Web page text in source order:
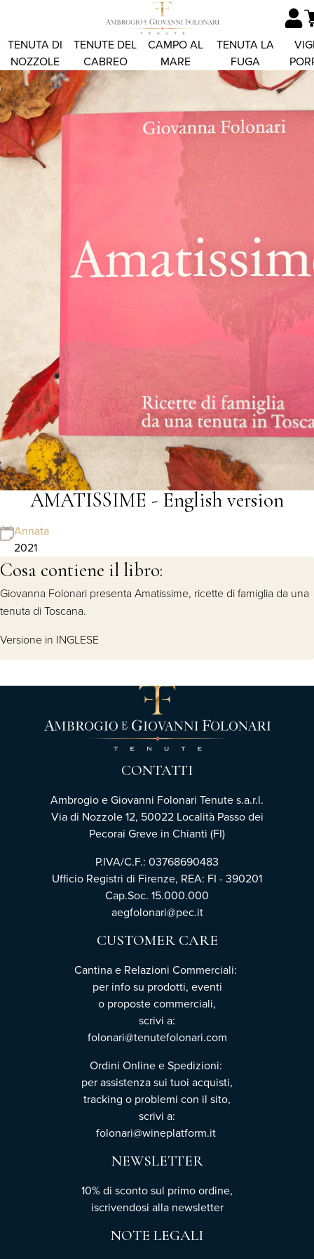
TENUTA DI
NOZZOLE
TENUTE DEL
CABREO
CAMPO AL
MARE
TENUTA LA
FUGA
AMATISSIME - English version
Annata
2021
Cosa contiene il libro:
Giovanna Folonari presenta Amatissime, ricette di famiglia da una
tenuta di Toscana.
Versione in INGLESE
CONTATTI
Ambrogio e Giovanni Folonari Tenute s.a.r.l.
Via di Nozzole 12, 50022 Località Passo dei
Pecorai Greve in Chianti (FI)
P.IVA/C.F.: 03768690483
Ufficio Registri di Firenze, REA: FI - 390201
Cap.Soc. 15.000.000
aegfolonari@pec.it
CUSTOMER CARE
Cantina e Relazioni Commerciali:
per info su prodotti, eventi
o proposte commerciali,
scrivi a:
folonari@tenutefolonari.com
Ordini Online e Spedizioni:
per assistenza sui tuoi acquisti,
tracking o problemi con il sito,
scrivi a:
folonari@wineplatform.it
NEWSLETTER
10% di sconto sul primo ordine,
iscrivendosi alla newsletter
NOTE LEGALI